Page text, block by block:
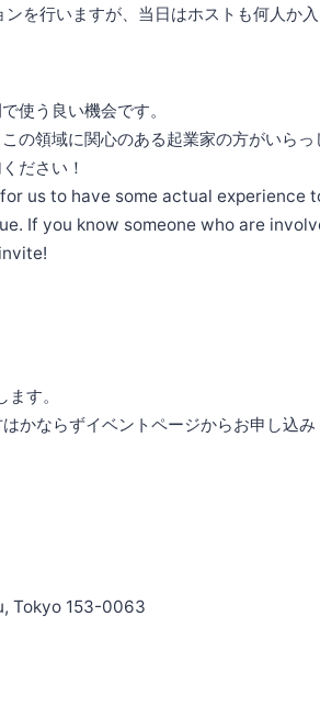
を行いますが、当日はホストも何人か
使う良い機会です。
の領域に関心のある起業家の方がいら
ださい！
us to have some actual experience
If you know someone who are
す。
ならずイベントページからお申し込み
Tokyo 153-0063